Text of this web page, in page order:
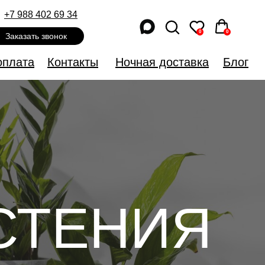
Заказать звонок
+7 988 402 69 34
0
0
Контакты Ночная доставка Блог
Заказать звонок
+7 988 402 69 34
0
0
Контакты Ночная доставка Блог